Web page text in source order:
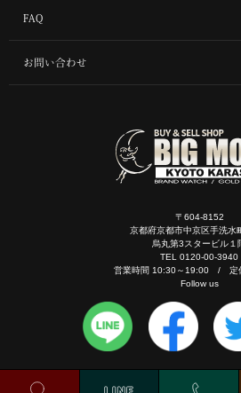
FAQ
お問い合わせ
〒604-8152
京都府京都市中京区手洗水
烏丸第3スタービル１
TEL 0120-00-3940
営業時間 10:30～19:00 / 定
Follow us